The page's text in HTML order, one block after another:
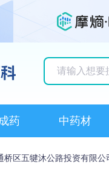
药 中药材
桥区五犍沐公路投资有限公